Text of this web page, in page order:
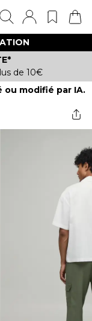
de 10€
modifié par IA.